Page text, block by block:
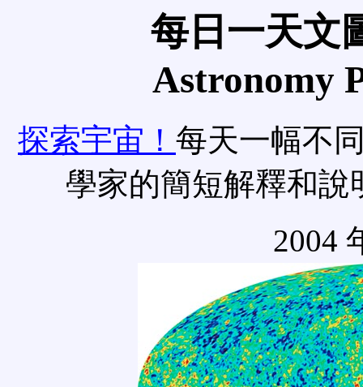
每日一天文
Astronomy
探索宇宙！ 每天一幅不
學家的簡短解釋和
2004